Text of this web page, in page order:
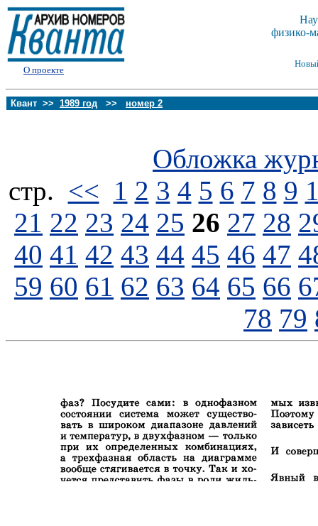
О проекте
физико-
Квант >> 1989 год >> номер 2
Обложка
стp. << 1 2 3 4 5 6 7 8 9
21 22 23 24 25 26 27 28
40 41 42 43 44 45 46 47
59 60 61 62 63 64 65 66
78 79